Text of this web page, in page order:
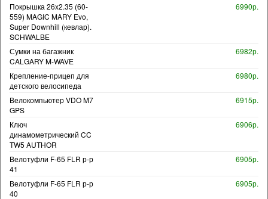
Покрышка 26x2.35 (60-
559) MAGIC MARY Evo,
Super Downhill (кевлар).
SCHWALBE
6990р.
Сумки на багажник
CALGARY M-WAVE
6982р.
Крепление-прицеп для
детского велосипеда
6980р.
Велокомпьютер VDO M7
GPS
6915р.
Ключ
динамометрический CC
TW5 AUTHOR
6906р.
Велотуфли F-65 FLR р-р
41
6905р.
Велотуфли F-65 FLR р-р
40
6905р.